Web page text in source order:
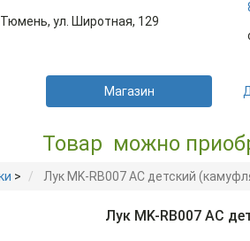
Тюмень, ул. Широтная, 129
Магазин
Товар можно
> Лук MK-RB007 AC детский
Лук MK-RB007 AC